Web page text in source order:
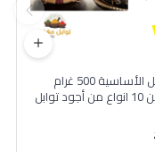
باقة التوابل الأساسية 500 غرام
متكونة من 10 انواع من أجود توابل